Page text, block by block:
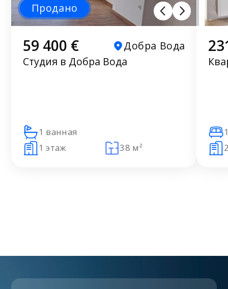
Продано
59 400 €
Добра Вода
Студия в Добра Вода
1 ванная
1 этаж
38 м²